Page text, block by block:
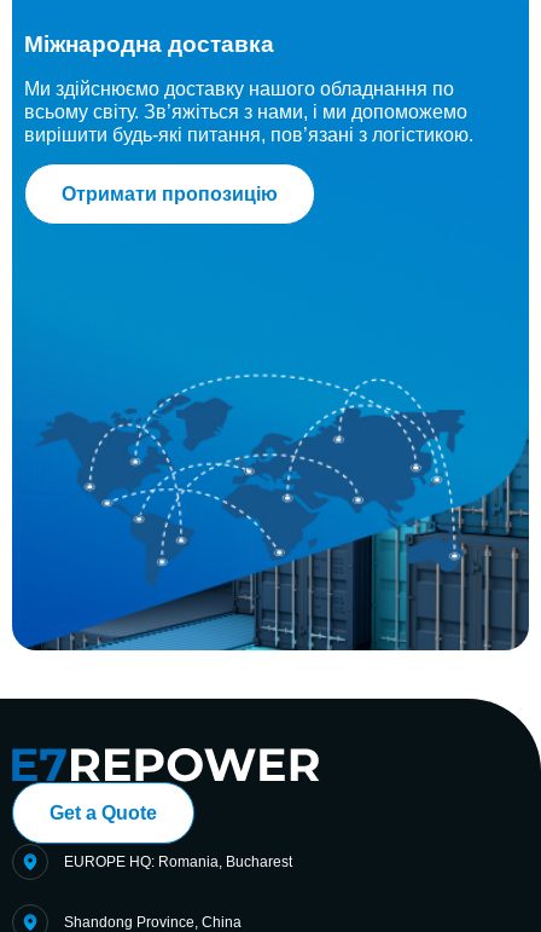
Міжнародна доставка
Ми здійснюємо доставку нашого обладнання по
всьому світу. Зв’яжіться з нами, і ми допоможемо
вирішити будь-які питання, пов’язані з логістикою.
Отримати пропозицію
Get a Quote
EUROPE HQ: Romania, Bucharest
Shandong Province, China